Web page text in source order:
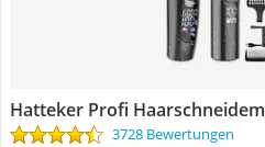
Hatteker Profi
3728 Bewertungen